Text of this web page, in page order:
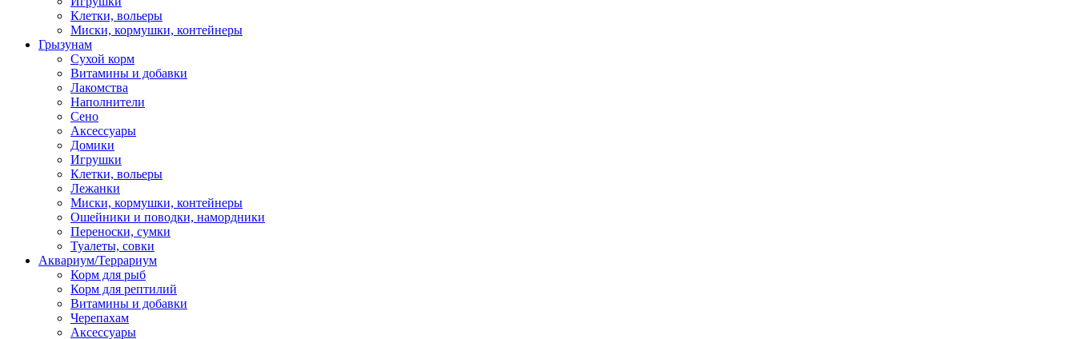
Клетки, вольеры
Миски, кормушки, контейнеры
Грызунам
Сухой корм
Витамины и добавки
Лакомства
Наполнители
Сено
Аксессуары
Домики
Игрушки
Клетки, вольеры
Лежанки
Миски, кормушки, контейнеры
Ошейники и поводки, намордники
Переноски, сумки
Туалеты, совки
Аквариум/Террариум
Корм для рыб
Корм для рептилий
Витамины и добавки
Черепахам
Аксессуары